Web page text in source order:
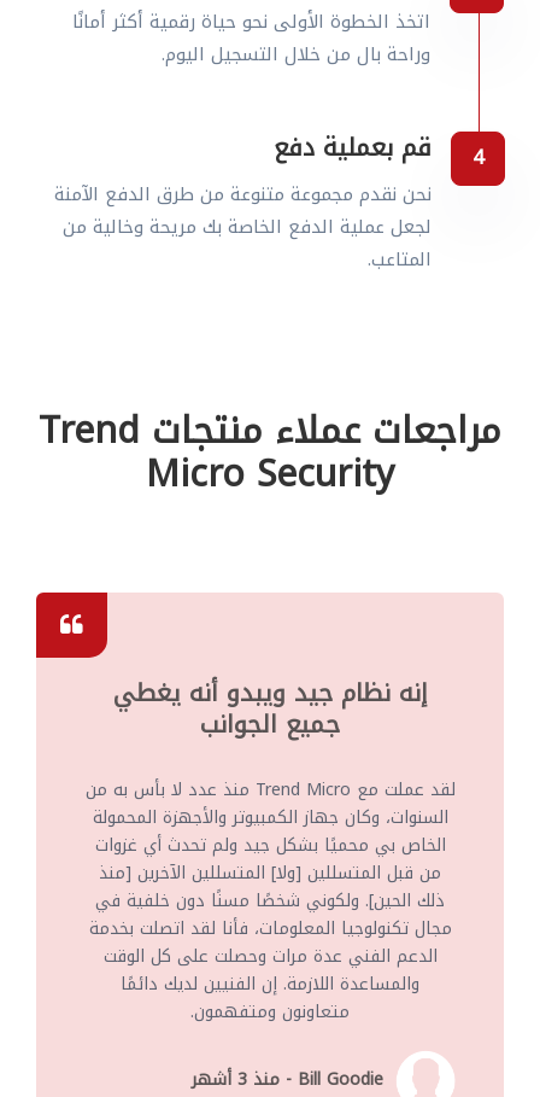
اتخذ الخطوة الأولى نحو حياة رقمية أكثر أمانًا
وراحة بال من خلال التسجيل اليوم.
قم بعملية دفع
نحن نقدم مجموعة متنوعة من طرق الدفع الآمنة
لجعل عملية الدفع الخاصة بك مريحة وخالية من
المتاعب.
مراجعات عملاء منتجات Trend
Micro Security
إنه نظام جيد ويبدو أنه يغطي
جميع الجوانب
لقد عملت مع Trend Micro منذ عدد لا بأس به من
السنوات، وكان جهاز الكمبيوتر والأجهزة المحمولة
الخاص بي محميًا بشكل جيد ولم تحدث أي غزوات
من قبل المتسللين [ولا] المتسللين الآخرين [منذ
ذلك الحين]. ولكوني شخصًا مسنًا دون خلفية في
مجال تكنولوجيا المعلومات، فأنا لقد اتصلت بخدمة
الدعم الفني عدة مرات وحصلت على كل الوقت
والمساعدة اللازمة. إن الفنيين لديك دائمًا
متعاونون ومتفهمون.
Bill Goodie - منذ 3 أشهر